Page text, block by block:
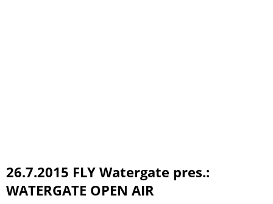
26.7.2015 FLY Watergate pres.:
WATERGATE OPEN AIR